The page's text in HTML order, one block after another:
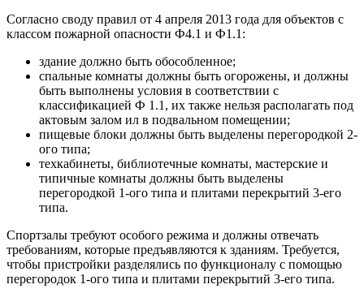
Согласно своду правил от 4 апреля 2013 года для объектов с
классом пожарной опасности Ф4.1 и Ф1.1:
здание должно быть обособленное;
спальные комнаты должны быть огорожены, и должны
быть выполнены условия в соответствии с
классификацией Ф 1.1, их также нельзя располагать под
актовым залом ил в подвальном помещении;
пищевые блоки должны быть выделены перегородкой 2-
ого типа;
техкабинеты, библиотечные комнаты, мастерские и
типичные комнаты должны быть выделены
перегородкой 1-ого типа и плитами перекрытий 3-его
типа.
Спортзалы требуют особого режима и должны отвечать
требованиям, которые предъявляются к зданиям. Требуется,
чтобы пристройки разделялись по функционалу с помощью
перегородок 1-ого типа и плитами перекрытий 3-его типа.